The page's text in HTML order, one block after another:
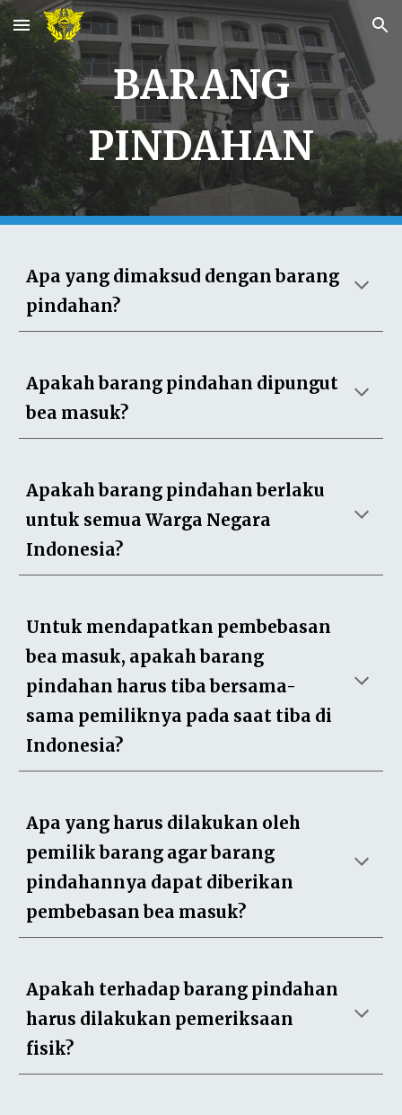
Skip to main content Skip to navigation
BARANG
PINDAHAN
Apa yang dimaksud dengan barang
pindahan?
Apakah barang pindahan dipungut
bea masuk?
Apakah barang pindahan berlaku
untuk semua Warga Negara
Indonesia?
Untuk mendapatkan pembebasan
bea masuk, apakah barang
pindahan harus tiba bersama-
sama pemiliknya pada saat tiba di
Indonesia?
Apa yang harus dilakukan oleh
pemilik barang agar barang
pindahannya dapat diberikan
pembebasan bea masuk?
Apakah terhadap barang pindahan
harus dilakukan pemeriksaan
fisik?